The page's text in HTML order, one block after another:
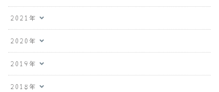
2021年
2020年
2019年
2018年